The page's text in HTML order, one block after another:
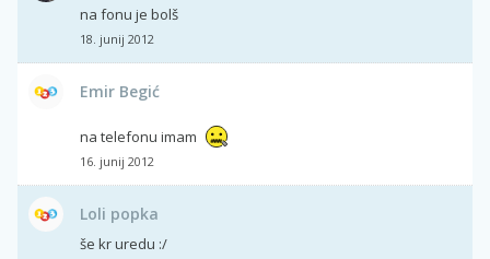
na fonu je bolš
18. junij 2012
Emir Begić
na telefonu imam
16. junij 2012
Loli popka
še kr uredu :/